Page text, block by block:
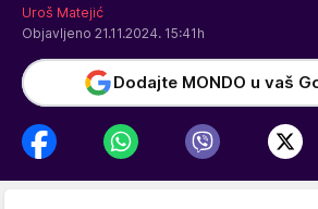
Uroš Matejić
Objavljeno 21.11.2024. 15:41h
Dodajte MONDO u vaš